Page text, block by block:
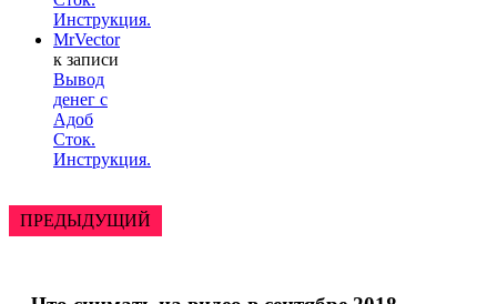
Инструкция.
MrVector
к записи
Вывод
денег с
Адоб
Сток.
Инструкция.
ПРЕДЫДУЩИЙ